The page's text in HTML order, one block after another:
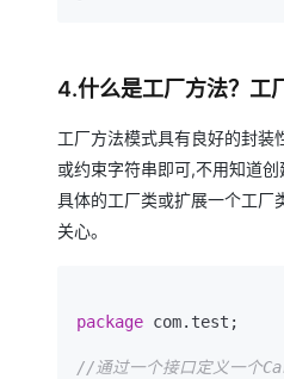
4.什么是工厂方法？工
工厂方法模式具有良好的封装
或约束字符串即可,不用知道
具体的工厂类或扩展一个工厂
关心。
package com.test;
//通过一个接口定义一个